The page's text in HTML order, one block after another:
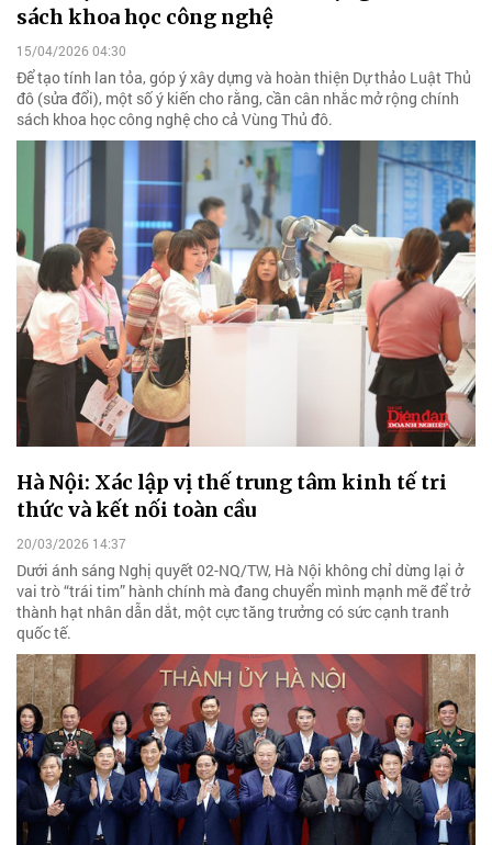
sách khoa học công nghệ
15/04/2026 04:30
Để tạo tính lan tỏa, góp ý xây dựng và hoàn thiện Dự thảo Luật Thủ
đô (sửa đổi), một số ý kiến cho rằng, cần cân nhắc mở rộng chính
sách khoa học công nghệ cho cả Vùng Thủ đô.
Hà Nội: Xác lập vị thế trung tâm kinh tế tri
thức và kết nối toàn cầu
20/03/2026 14:37
Dưới ánh sáng Nghị quyết 02-NQ/TW, Hà Nội không chỉ dừng lại ở
vai trò “trái tim” hành chính mà đang chuyển mình mạnh mẽ để trở
thành hạt nhân dẫn dắt, một cực tăng trưởng có sức cạnh tranh
quốc tế.